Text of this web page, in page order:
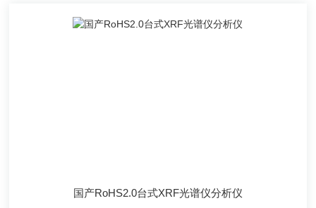
国产RoHS2.0台式XRF光谱仪分析仪